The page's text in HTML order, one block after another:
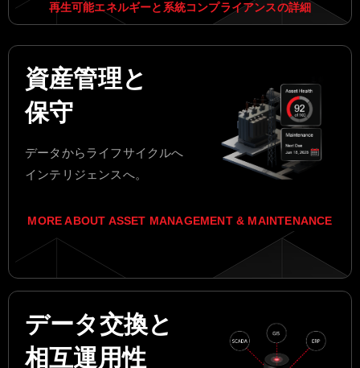
再生可能エネルギーと系統コンプライアンスの詳細
資産管理と
保守
データからライフサイクルへ
インテリジェンスへ。
MORE ABOUT ASSET MANAGEMENT & MAINTENANCE
データ交換と
相互運用性